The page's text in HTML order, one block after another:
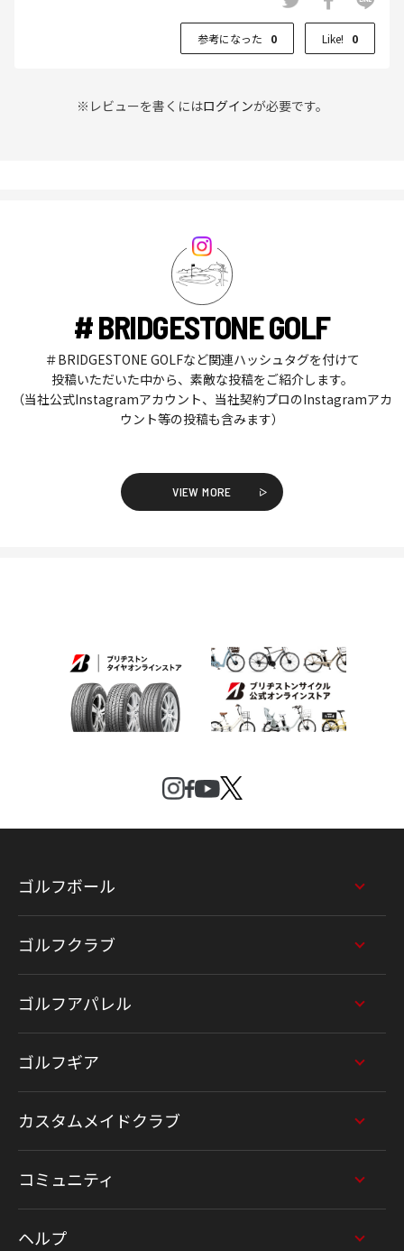
参考になった 0 Like! 0
※レビューを書くにはログインが必要です。
# BRIDGESTONE GOLF
＃BRIDGESTONE GOLFなど関連ハッシュタグを付けて
投稿いただいた中から、素敵な投稿をご紹介します。
（当社公式Instagramアカウント、当社契約プロのInstagramアカ
ウント等の投稿も含みます）
VIEW MORE
ゴルフボール
ゴルフクラブ
ゴルフアパレル
ゴルフギア
カスタムメイドクラブ
コミュニティ
ヘルプ